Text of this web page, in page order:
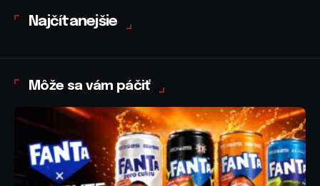
Najčítanejšie
Môže sa vám páčiť